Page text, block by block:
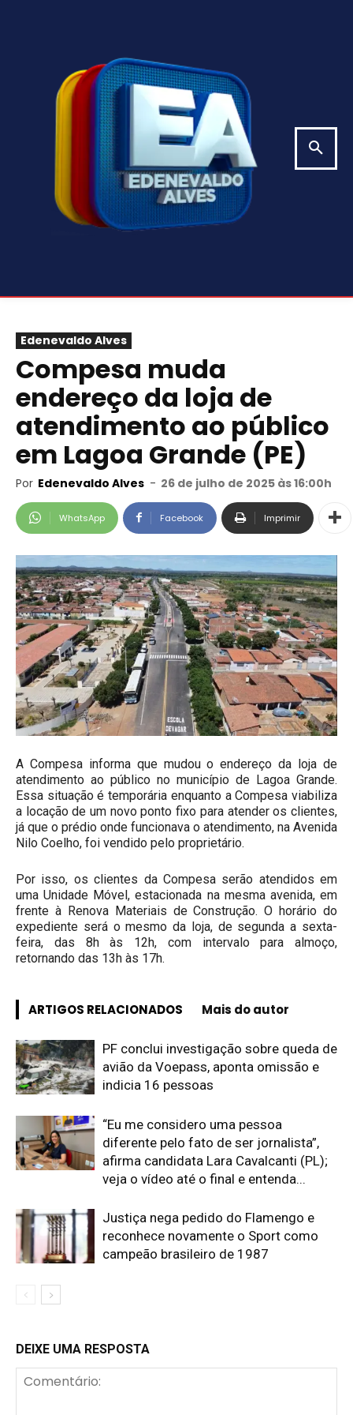
Edenevaldo Alves
Compesa muda
endereço da loja de
atendimento ao público
em Lagoa Grande (PE)
Por Edenevaldo Alves - 26 de julho de 2025 às 16:00h
WhatsApp Facebook Imprimir
A Compesa informa que mudou o endereço da loja de
atendimento ao público no município de Lagoa Grande.
Essa situação é temporária enquanto a Compesa viabiliza
a locação de um novo ponto fixo para atender os clientes,
já que o prédio onde funcionava o atendimento, na Avenida
Nilo Coelho, foi vendido pelo proprietário.
Por isso, os clientes da Compesa serão atendidos em
uma Unidade Móvel, estacionada na mesma avenida, em
frente à Renova Materiais de Construção. O horário do
expediente será o mesmo da loja, de segunda a sexta-
feira, das 8h às 12h, com intervalo para almoço,
retornando das 13h às 17h.
ARTIGOS RELACIONADOS Mais do autor
PF conclui investigação sobre queda de
avião da Voepass, aponta omissão e
indicia 16 pessoas
“Eu me considero uma pessoa
diferente pelo fato de ser jornalista”,
afirma candidata Lara Cavalcanti (PL);
veja o vídeo até o final e entenda...
Justiça nega pedido do Flamengo e
reconhece novamente o Sport como
campeão brasileiro de 1987
DEIXE UMA RESPOSTA